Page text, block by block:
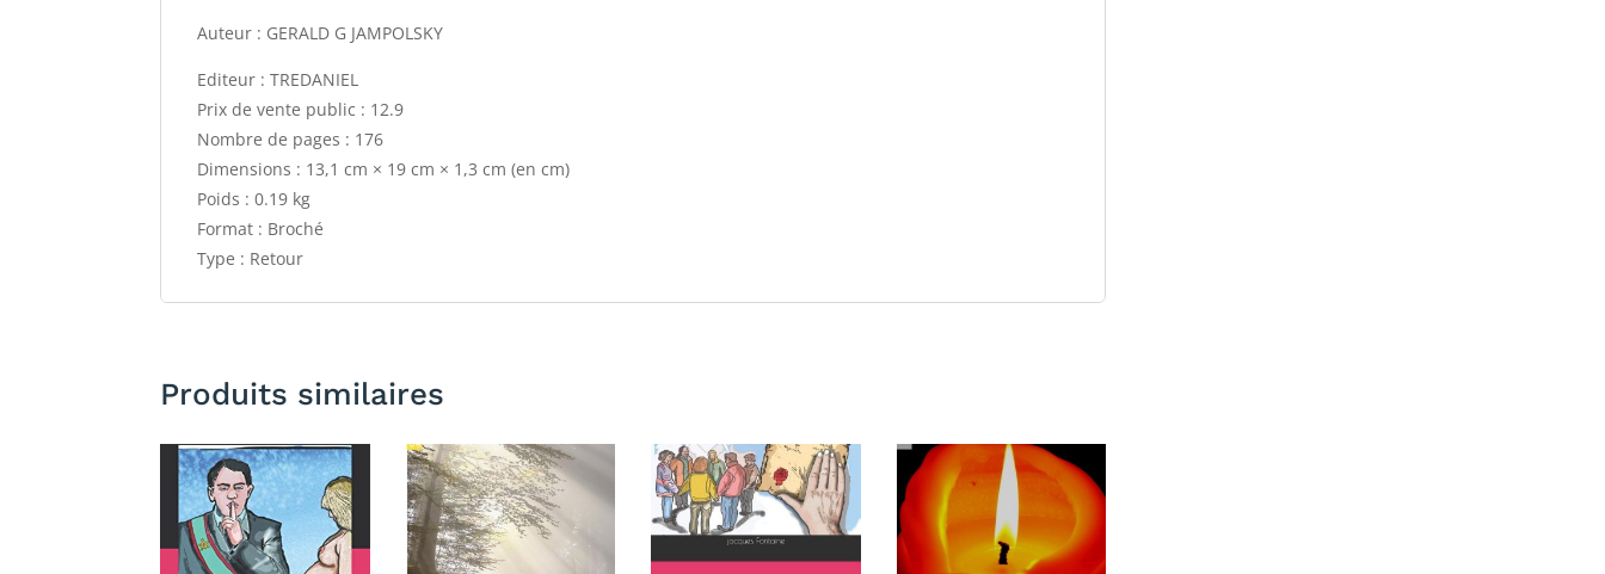
Auteur : GERALD G JAMPOLSKY
Editeur : TREDANIEL
Prix de vente public : 12.9
Nombre de pages : 176
Dimensions : 13,1 cm × 19 cm × 1,3 cm (en cm)
Poids : 0.19 kg
Format : Broché
Type : Retour
Produits similaires